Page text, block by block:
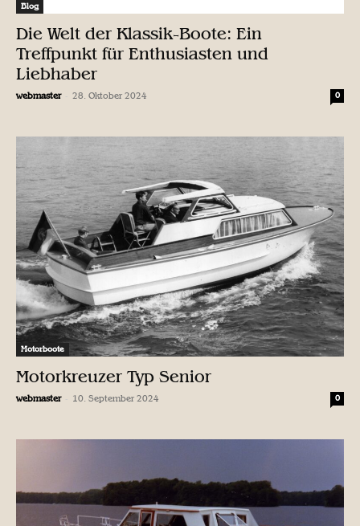
Blog
Die Welt der Klassik-Boote: Ein
Treffpunkt für Enthusiasten und
Liebhaber
webmaster 28. Oktober 2024 0
Motorboote
Motorkreuzer Typ Senior
webmaster 10. September 2024 0